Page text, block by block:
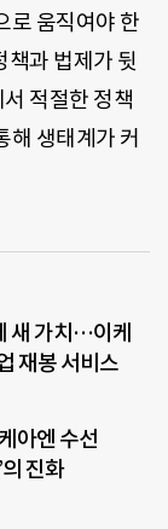
로 움직여야 한
책과 법제가 뒷
적절한 정책
해 생태계가 커
새 가치…이케
재봉 서비스
아엔 수선
진화